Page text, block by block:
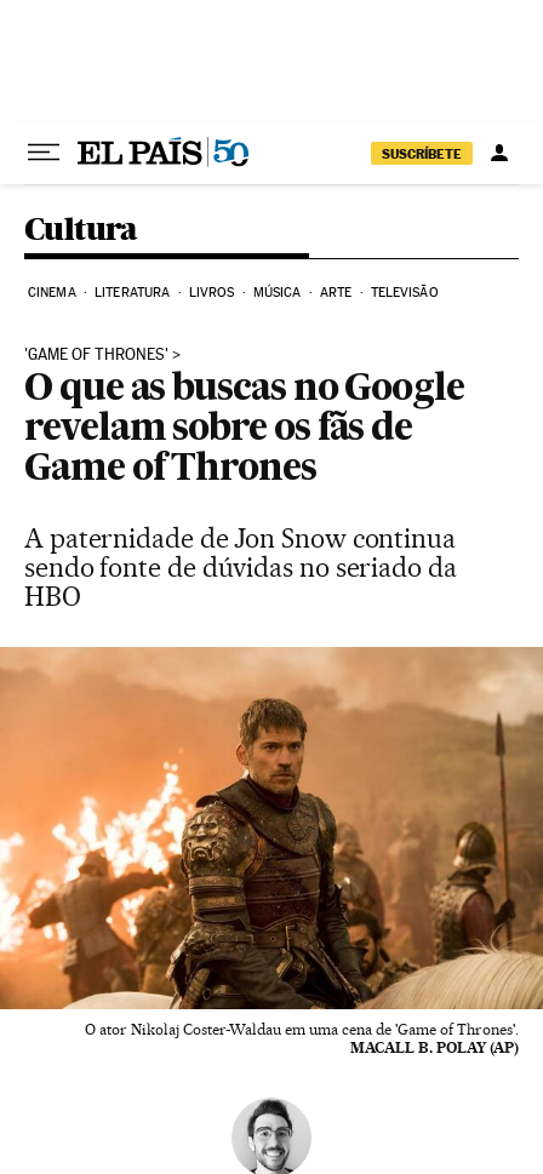
SUSCRÍBETE
Cultura
CINEMA LITERATURA LIVROS MÚSICA ARTE TELEVISÃO
'GAME OF THRONES'
O que as buscas no Google
revelam sobre os fãs de
Game of Thrones
A paternidade de Jon Snow continua
sendo fonte de dúvidas no seriado da
HBO
O ator Nikolaj Coster-Waldau em uma cena de 'Game of Thrones'.
MACALL B. POLAY (AP)